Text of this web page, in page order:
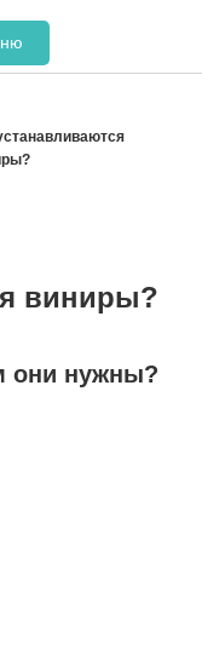
виниры?
они нужны?